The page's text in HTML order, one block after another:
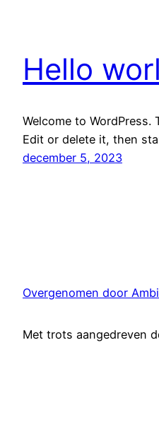
Hello
Welcome to
Edit or delete it, then
december 5, 2023
Overgenomen door
Met trots aangedreven